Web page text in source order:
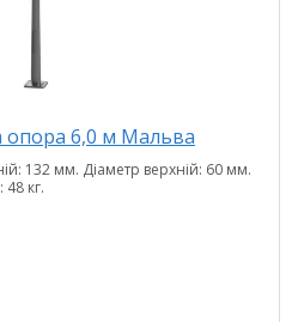
опора 6,0 м Мальва
132 мм. Діаметр верхній: 60 мм.
кг.